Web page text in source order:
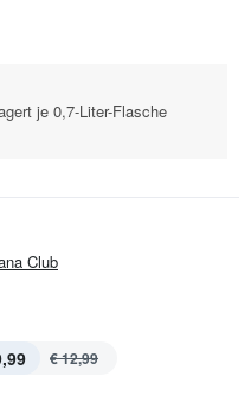
je 0,7-Liter-Flasche
Club
€ 12,99